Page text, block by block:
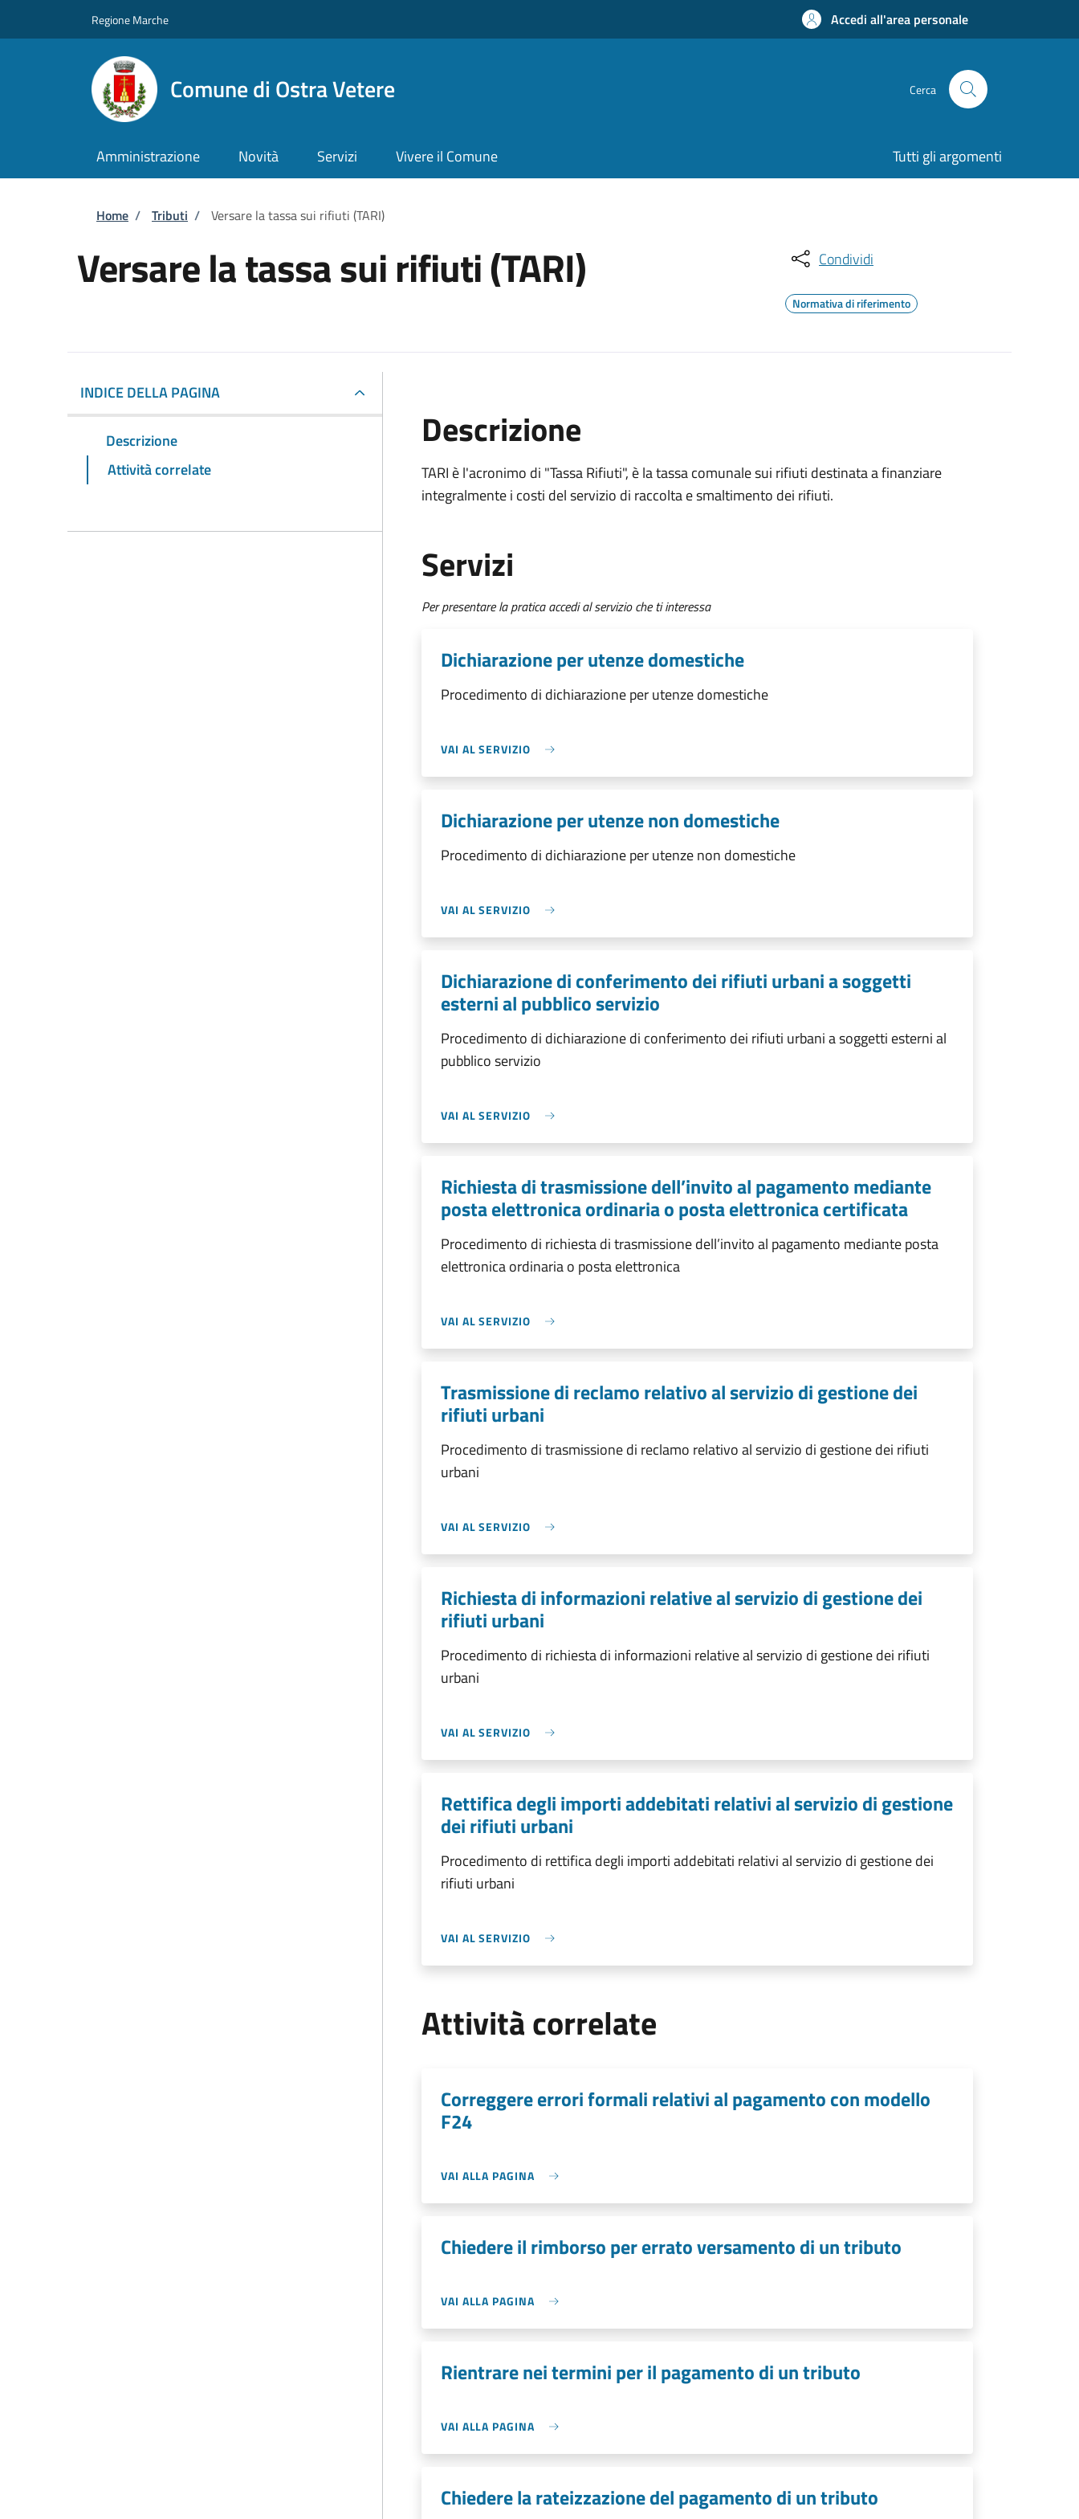
Regione Marche Accedi all'area personale
Comune di Ostra Vetere Cerca
Amministrazione Novità Servizi Vivere il Comune Tutti gli argomenti
Briciole di pane
Home / Tributi / Versare la tassa sui rifiuti (TARI)
Versare la tassa sui rifiuti (TARI) Condividi
Normativa di riferimento
INDICE DELLA PAGINA
Descrizione
Attività correlate
Descrizione
TARI è l'acronimo di "Tassa Rifiuti", è la tassa comunale sui rifiuti destinata a finanziare
integralmente i costi del servizio di raccolta e smaltimento dei rifiuti.
Servizi
Per presentare la pratica accedi al servizio che ti interessa
Dichiarazione per utenze domestiche
Procedimento di dichiarazione per utenze domestiche
VAI AL SERVIZIO
Dichiarazione per utenze non domestiche
Procedimento di dichiarazione per utenze non domestiche
VAI AL SERVIZIO
Dichiarazione di conferimento dei rifiuti urbani a soggetti
esterni al pubblico servizio
Procedimento di dichiarazione di conferimento dei rifiuti urbani a soggetti esterni al
pubblico servizio
VAI AL SERVIZIO
Richiesta di trasmissione dell’invito al pagamento mediante
posta elettronica ordinaria o posta elettronica certificata
Procedimento di richiesta di trasmissione dell’invito al pagamento mediante posta
elettronica ordinaria o posta elettronica
VAI AL SERVIZIO
Trasmissione di reclamo relativo al servizio di gestione dei
rifiuti urbani
Procedimento di trasmissione di reclamo relativo al servizio di gestione dei rifiuti
urbani
VAI AL SERVIZIO
Richiesta di informazioni relative al servizio di gestione dei
rifiuti urbani
Procedimento di richiesta di informazioni relative al servizio di gestione dei rifiuti
urbani
VAI AL SERVIZIO
Rettifica degli importi addebitati relativi al servizio di gestione
dei rifiuti urbani
Procedimento di rettifica degli importi addebitati relativi al servizio di gestione dei
rifiuti urbani
VAI AL SERVIZIO
Attività correlate
Correggere errori formali relativi al pagamento con modello
F24
VAI ALLA PAGINA
Chiedere il rimborso per errato versamento di un tributo
VAI ALLA PAGINA
Rientrare nei termini per il pagamento di un tributo
VAI ALLA PAGINA
Chiedere la rateizzazione del pagamento di un tributo